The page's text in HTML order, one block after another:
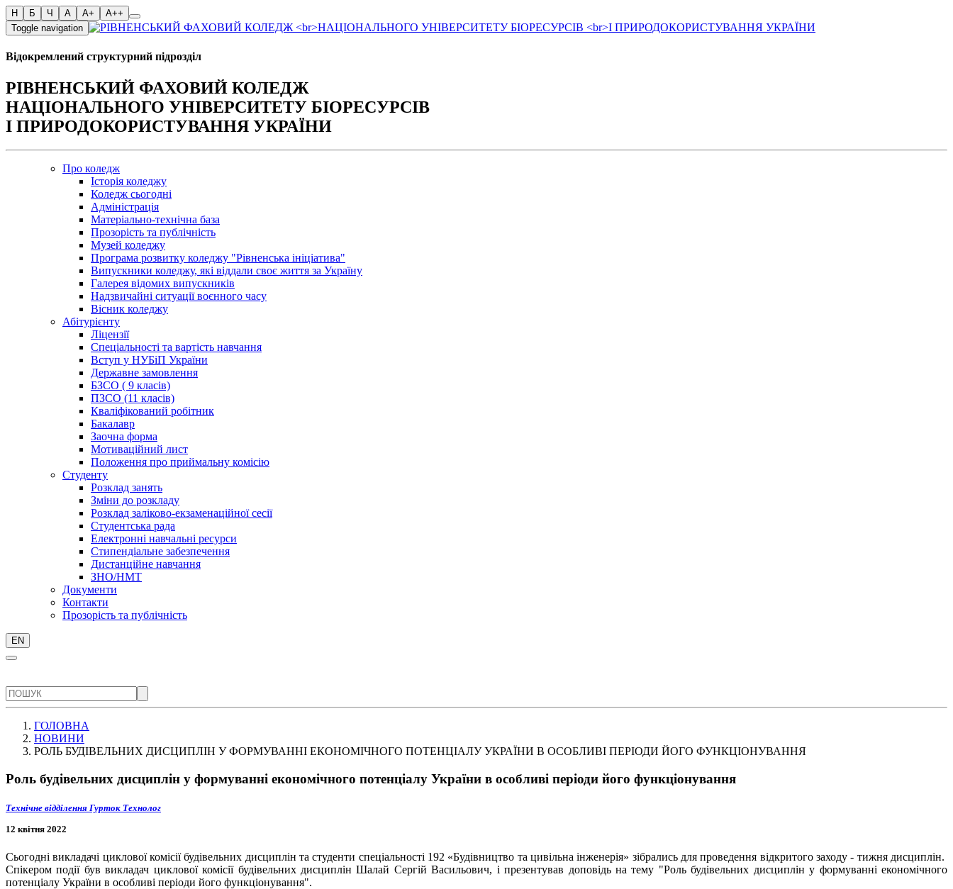
Toggle navigation
Відокремлений структурний підрозділ
РІВНЕНСЬКИЙ ФАХОВИЙ КОЛЕДЖ
НАЦІОНАЛЬНОГО УНІВЕРСИТЕТУ БІОРЕСУРСІВ
І ПРИРОДОКОРИСТУВАННЯ УКРАЇНИ
Про коледж
Історія коледжу
Коледж сьогодні
Адміністрація
Матеріально-технічна база
Прозорість та публічність
Музей коледжу
Програма розвитку коледжу "Рівненська ініціатива"
Випускники коледжу, які віддали своє життя за Україну
Галерея відомих випускників
Надзвичайні ситуації воєнного часу
Вісник коледжу
Абітурієнту
Ліцензії
Спеціальності та вартість навчання
Вступ у НУБіП України
Державне замовлення
БЗСО ( 9 класів)
ПЗСО (11 класів)
Кваліфікований робітник
Бакалавр
Заочна форма
Мотиваційний лист
Положення про приймальну комісію
Студенту
Розклад занять
Зміни до розкладу
Розклад заліково-екзаменаційної сесії
Студентська рада
Електронні навчальні ресурси
Стипендіальне забезпечення
Дистанційне навчання
ЗНО/НМТ
Документи
Контакти
Прозорість та публічність
EN
ГОЛОВНА
НОВИНИ
РОЛЬ БУДІВЕЛЬНИХ ДИСЦИПЛІН У ФОРМУВАННІ ЕКОНОМІЧНОГО ПОТЕНЦІАЛУ УКРАЇНИ В ОСОБЛИВІ ПЕРІОДИ ЙОГО ФУНКЦІОНУВАННЯ
Роль будівельних дисциплін у формуванні економічного потенціалу України в особливі періоди його функціонування
Технічне відділення Гурток Технолог
12 квітня 2022
Сьогодні викладачі циклової комісії будівельних дисциплін та студенти спеціальності 192 «Будівництво та цивільна інженерія» зібрались для проведення відкритого заходу - тижня дисциплін.
Спікером події був викладач циклової комісії будівельних дисциплін Шалай Сергій Васильович, і презентував доповідь на тему "Роль будівельних дисциплін у формуванні економічного
потенціалу України в особливі періоди його функціонування".